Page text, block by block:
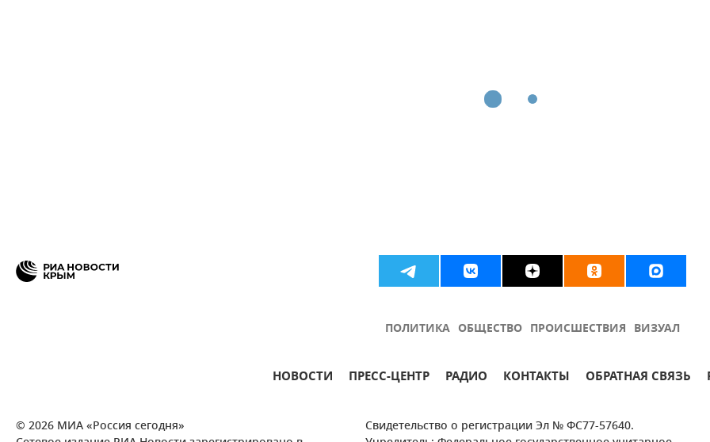
ПОЛИТИКА ОБЩЕСТВО ПРОИСШЕСТВИЯ ВИЗУАЛ
НОВОСТИ ПРЕСС-ЦЕНТР РАДИО КОНТАКТЫ ОБРАТНАЯ СВЯЗЬ
© 2026 МИА «Россия сегодня»
Свидетельство о регистрации Эл № ФС77-57640.